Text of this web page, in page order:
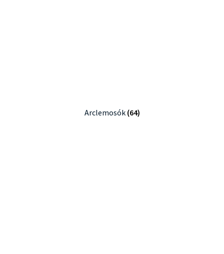
Arclemosók (64)